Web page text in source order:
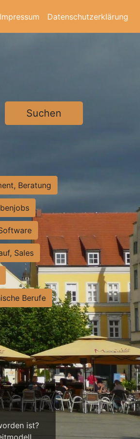
Impressum Datenschutzerklärung
Suchen
Beratung
Sales
Berufe
ist?